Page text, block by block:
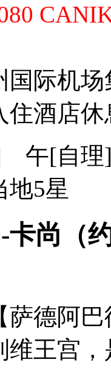
国际机
住酒店
午[自
地5星
卡尚（
萨德阿
维王宫